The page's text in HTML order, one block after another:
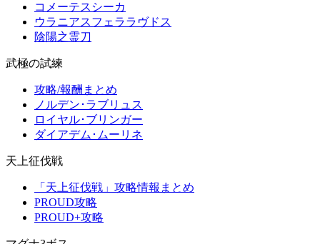
コメーテスシーカ
ウラニアスフェララヴドス
陰陽之霊刀
武極の試練
攻略/報酬まとめ
ノルデン･ラブリュス
ロイヤル･ブリンガー
ダイアデム･ムーリネ
天上征伐戦
「天上征伐戦」攻略情報まとめ
PROUD攻略
PROUD+攻略